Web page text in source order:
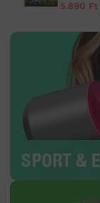
5.890 Ft
SPORT &